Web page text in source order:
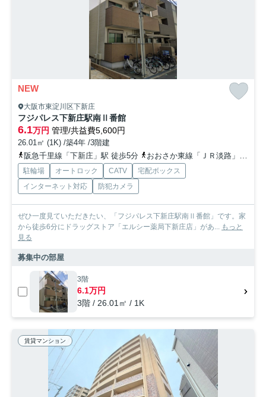
NEW
大阪市東淀川区下新庄
フジパレス下新庄駅南Ⅱ番館
6.1万円 管理/共益費5,600円
26.01㎡ (1K) /築4年 /3階建
阪急千里線「下新庄」駅 徒歩5分
おおさか東線「ＪＲ淡路」駅 徒歩7分
駐輪場 オートロック CATV
宅配ボックス
インターネット対応
防犯カメラ
ぜひ一度見ていただきたい、「フジパレス下新庄駅南Ⅱ番館」です。家
から徒歩6分にドラッグストア「エルシー薬局下新庄店」があ... もっと
見る
募集中の部屋
3階
6.1万円
3階 / 26.01㎡ / 1K
賃貸マンション